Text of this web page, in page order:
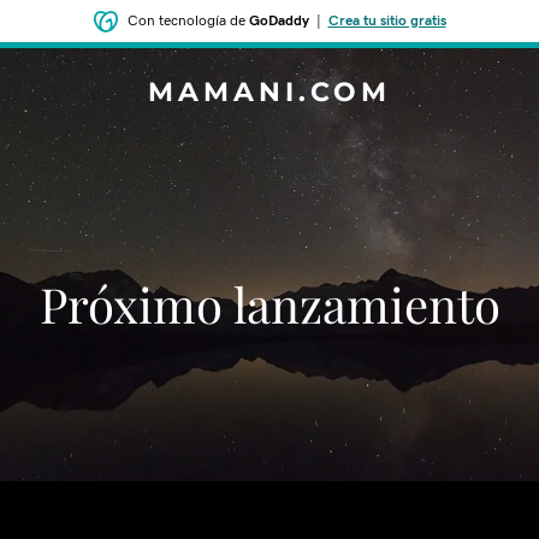
Con tecnología de GoDaddy| Crea tu sitio gratis
MAMANI.COM
‌‌Próximo lanzamiento